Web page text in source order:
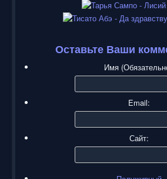
Оставьте Ваши
Имя
Email:
Сайт: